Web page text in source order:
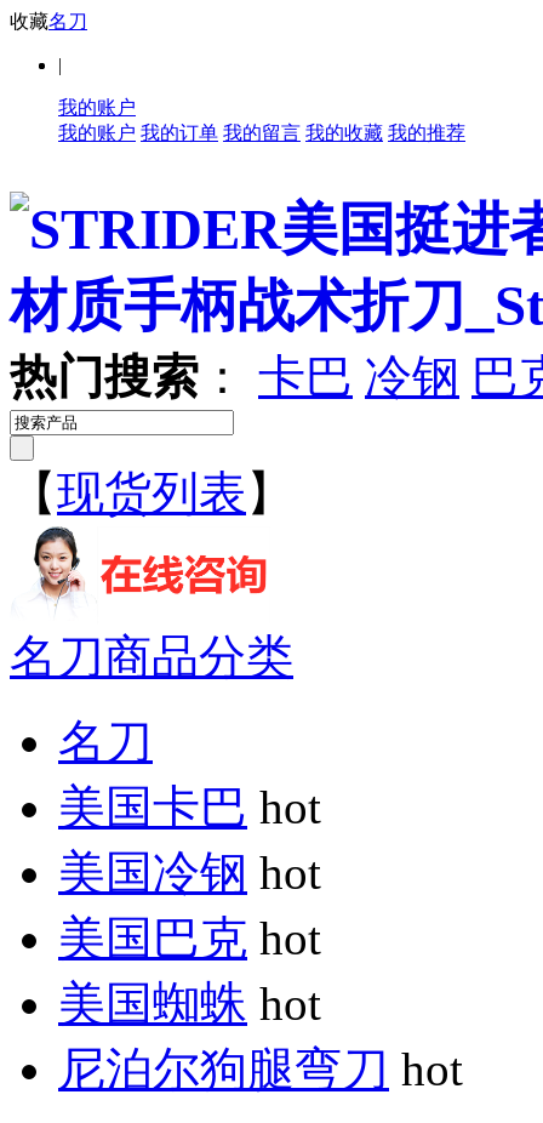
收藏名刀
|
我的账户
我的账户 我的订单 我的留言 我的收藏 我的推荐
热门搜索 ： 卡巴 冷钢 巴
【现货列表 】
名刀商品分类
名刀
美国卡巴 hot
美国冷钢 hot
美国巴克 hot
美国蜘蛛 hot
尼泊尔狗腿弯刀 hot